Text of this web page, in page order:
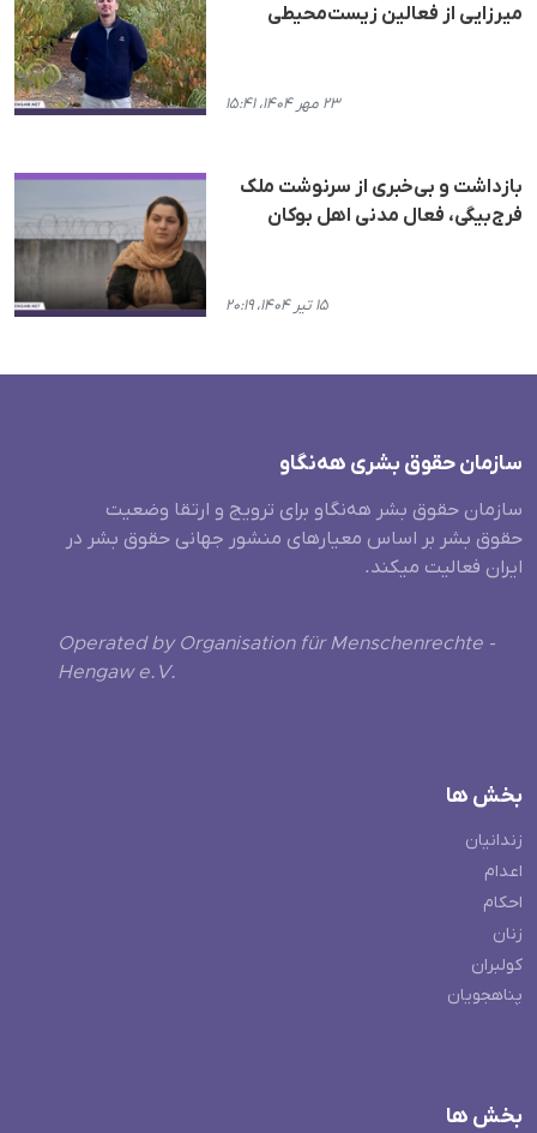
میرزایی از فعالین زیست‌محیطی
۲۳ مهر ۱۴۰۴، ۱۵:۴۱
بازداشت و بی‌خبری از سرنوشت ملک
فرج‌بیگی، فعال مدنی اهل بوکان
۱۵ تیر ۱۴۰۴، ۲۰:۱۹
سازمان حقوق بشری هەنگاو
سازمان حقوق بشر هه‌نگاو برای ترویج و ارتقا وضعیت
حقوق بشر بر اساس معیارهای منشور جهانی حقوق بشر در
ایران فعالیت میکند.
Operated by Organisation für Menschenrechte -
Hengaw e.V.
بخش ها
زندانیان
اعدام
احکام
زنان
کولبران
پناهجویان
بخش ها